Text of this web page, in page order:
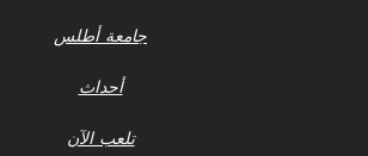
جامعة أطلس
أحداث
تلعب الآن